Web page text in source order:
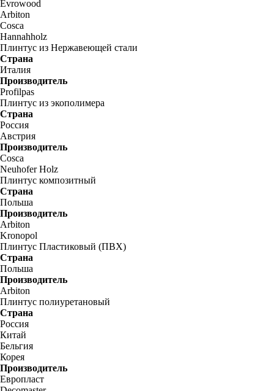
Evrowood
Arbiton
Cosca
Hannahholz
Плинтус из Нержавеющей стали
Страна
Италия
Производитель
Profilpas
Плинтус из экополимера
Страна
Россия
Австрия
Производитель
Cosca
Neuhofer Holz
Плинтус композитный
Страна
Польша
Производитель
Arbiton
Kronopol
Плинтус Пластиковый (ПВХ)
Страна
Польша
Производитель
Arbiton
Плинтус полиуретановый
Страна
Россия
Китай
Бельгия
Корея
Производитель
Европласт